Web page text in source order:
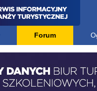
Forum